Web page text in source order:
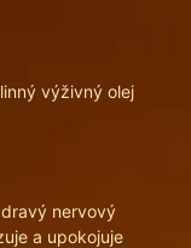
výživný olej
nervový
a upokojuje